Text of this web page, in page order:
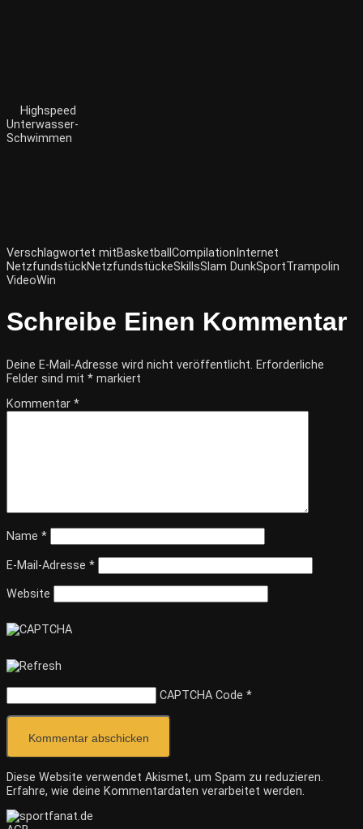
Highspeed
Unterwasser-
Schwimmen
Verschlagwortet mitBasketball Compilation Internet
NetzfundstückNetzfundstückeSkillsSlam DunkSportTrampolin
VideoWin
Schreibe Einen Kommentar
Deine E-Mail-Adresse wird nicht veröffentlicht. Erforderliche
Felder sind mit * markiert
Kommentar *
Name *
E-Mail-Adresse *
Website
CAPTCHA Code *
Diese Website verwendet Akismet, um Spam zu reduzieren.
Erfahre, wie deine Kommentardaten verarbeitet werden.